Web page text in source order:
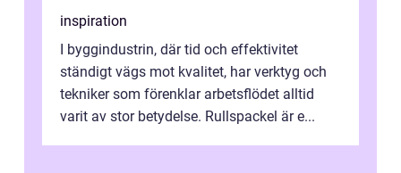
inspiration
I byggindustrin, där tid och effektivitet
ständigt vägs mot kvalitet, har verktyg och
tekniker som förenklar arbetsflödet alltid
varit av stor betydelse. Rullspackel är e...